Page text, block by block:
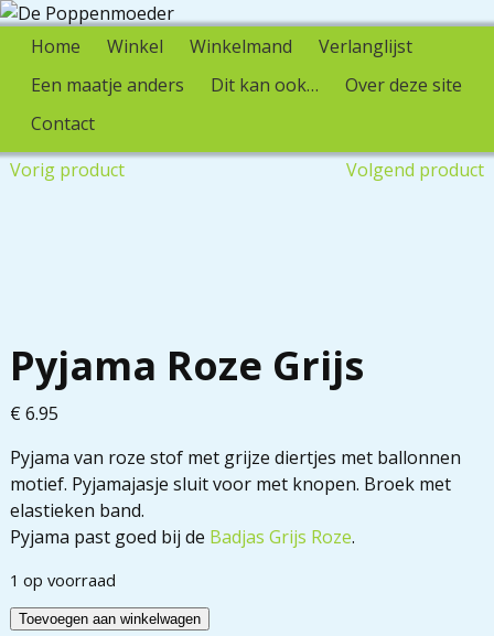
Home Winkel Winkelmand
Verlanglijst
Een maatje anders
Dit kan ook…
Over deze site
Contact
Vorig product
Volgend product
Pyjama Roze Grijs
€ 6.95
Pyjama van roze stof met grijze diertjes met ballonnen
motief. Pyjamajasje sluit voor met knopen. Broek met
elastieken band.
Pyjama past goed bij de Badjas Grijs Roze.
1 op voorraad
Toevoegen aan winkelwagen